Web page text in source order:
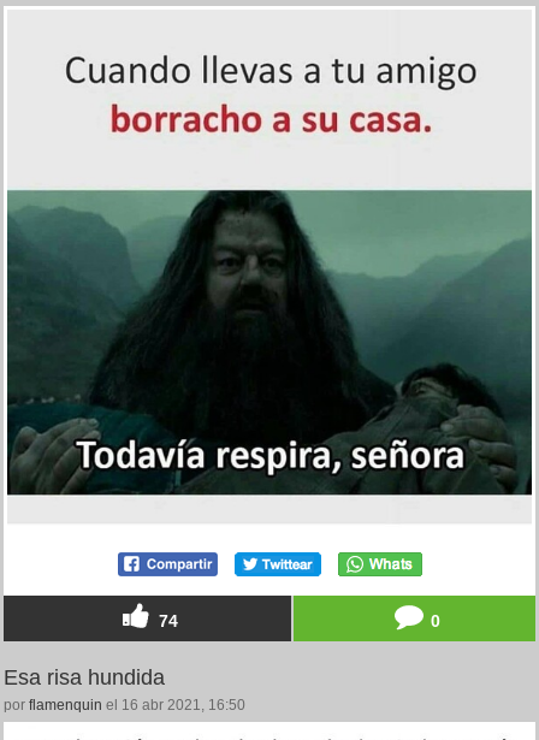
74 0
Esa risa hundida
por flamenquin el 16 abr 2021, 16:50